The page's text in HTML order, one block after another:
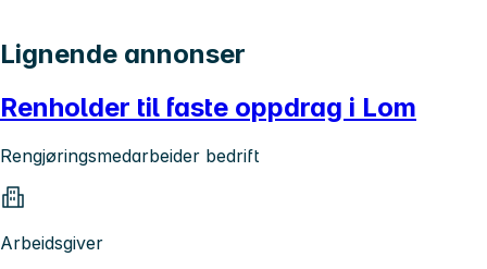
Lignende annonser
Renholder til faste oppdrag i Lom
Rengjøringsmedarbeider bedrift
Arbeidsgiver